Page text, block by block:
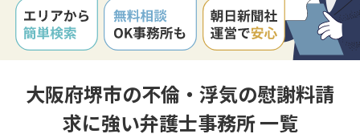
大阪府堺市の不倫・浮気の慰謝料請
求に強い弁護士事務所 一覧